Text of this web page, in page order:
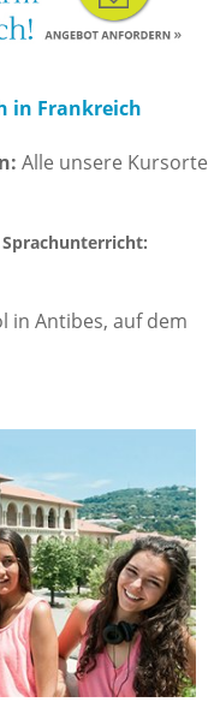
in Frankreich
Alle unsere Kursorte
in Antibes, auf dem